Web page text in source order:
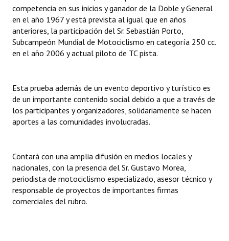
NORMATIVA
Comunicaciones
Declaraciones
Resoluciones de Presidencia
INSTITUCIONAL
Noticias Destacadas
Registros y Distinciones
Datos Históricos
competencia en sus inicios y ganador de la Doble y General
en el año 1967 y está prevista al igual que en años
anteriores, la participación del Sr. Sebastián Porto,
Subcampeón Mundial de Motociclismo en categoría 250 cc.
en el año 2006 y actual piloto de TC pista.
Esta prueba además de un evento deportivo y turístico es
de un importante contenido social debido a que a través de
los participantes y organizadores, solidariamente se hacen
aportes a las comunidades involucradas.
Contará con una amplia difusión en medios locales y
nacionales, con la presencia del Sr. Gustavo Morea,
periodista de motociclismo especializado, asesor técnico y
responsable de proyectos de importantes firmas
comerciales del rubro.